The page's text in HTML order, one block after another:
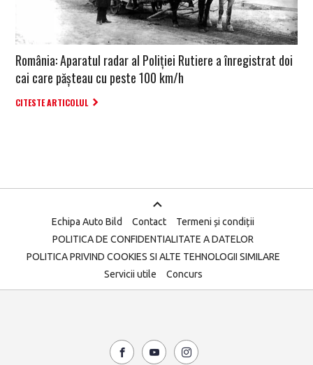
România: Aparatul radar al Poliției Rutiere a înregistrat doi
cai care pășteau cu peste 100 km/h
CITESTE ARTICOLUL
Echipa Auto Bild Contact
Termeni și condiții
POLITICA DE CONFIDENTIALITATE A DATELOR
POLITICA PRIVIND COOKIES SI ALTE TEHNOLOGII SIMILARE
Servicii utile
Concurs